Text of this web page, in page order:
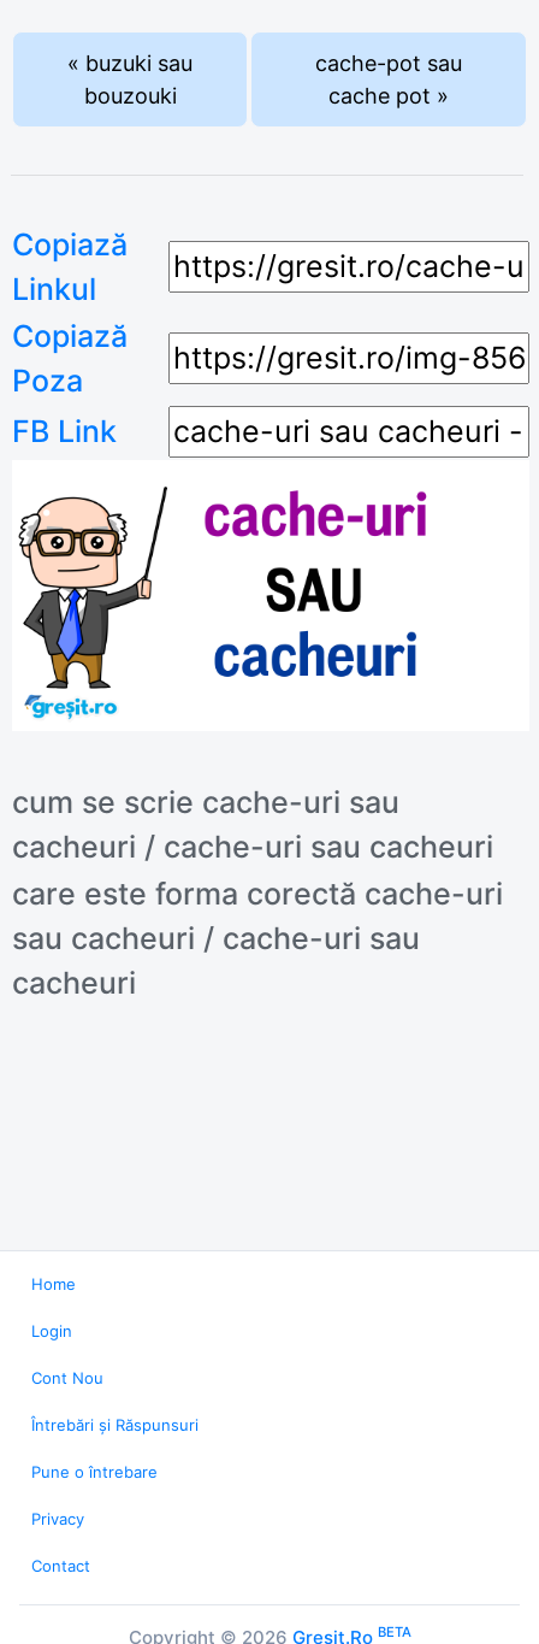
« buzuki sau
bouzouki
cache-pot sau
cache pot »
Copiază
Linkul
Copiază
Poza
FB Link
cum se scrie cache-uri sau
cacheuri / cache-uri sau cacheuri
care este forma corectă cache-uri
sau cacheuri / cache-uri sau
cacheuri
Home
Login
Cont Nou
Întrebări și Răspunsuri
Pune o întrebare
Privacy
Contact
Copyright © 2026 Gresit.Ro BETA